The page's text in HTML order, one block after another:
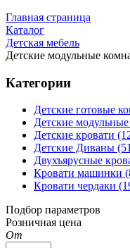
Главная страница
Каталог
Детская мебель
Детские модульные
Категории
Детские готовые
Детские
Детские кровати
Детские Диваны
Двухъярусные
Кровати машинки
Кровати чердаки
Подбор параметров
Розничная цена
От